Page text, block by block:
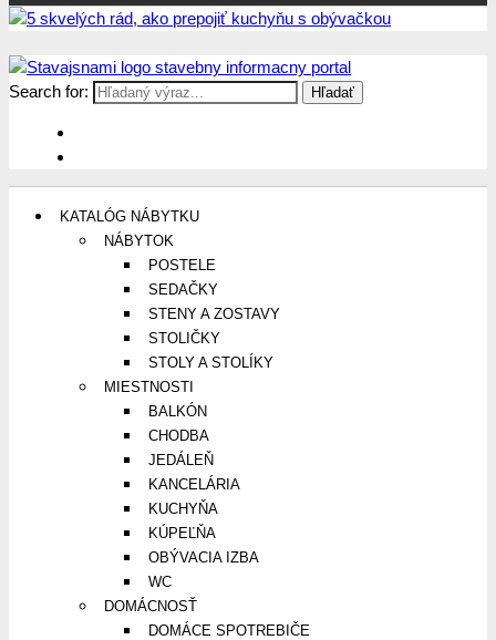
Stavajsnami.sk
Stavebníctvo, stavby, byty, domy a všetko o nich
Search for:
KATALÓG NÁBYTKU
NÁBYTOK
POSTELE
SEDAČKY
STENY A ZOSTAVY
STOLIČKY
STOLY A STOLÍKY
MIESTNOSTI
BALKÓN
CHODBA
JEDÁLEŇ
KANCELÁRIA
KUCHYŇA
KÚPEĽŇA
OBÝVACIA IZBA
WC
DOMÁCNOSŤ
DOMÁCE SPOTREBIČE